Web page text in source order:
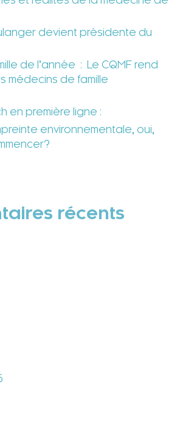
devient présidente du
de l’année : Le CQMF rend
médecins de famille
en première ligne :
environnementale, oui,
récents